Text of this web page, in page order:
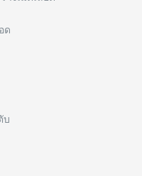
ด
บ